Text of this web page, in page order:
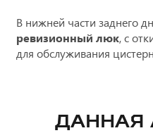
В нижней части заднего
ревизионный люк, с
для обслуживания
ДАННАЯ